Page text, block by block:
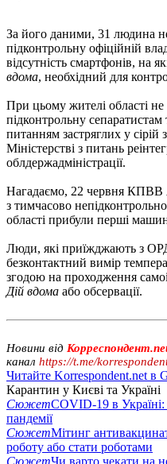
За його даними, 31 людина
підконтрольну офіційній
відсутність смартфонів, на
вдома, необхідний для
При цьому жителі області
підконтрольну
питанням застряглих у
Міністерстві з питань
облдержадміністрації.
Нагадаємо, 22 червня КПВВ
з тимчасово
області прибули перші
Люди, які приїжджають з
безконтактний вимір
згодою на проходження
Дій вдома або обсервації.
Новини від
канал https://t.me/
Читайте Korrespondent.net в
Карантин у Києві та Україні
СюжетCOVID-19 в
пандемії
СюжетМітинг
роботу або стати роботами
СюжетЧи варто чекати на